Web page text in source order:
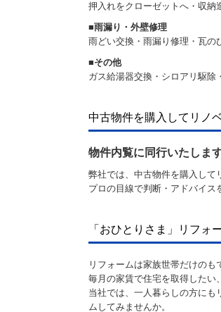
押入れをクローゼットへ・収納
■雨漏り・外壁修理
雨どい交換・雨漏り修理・瓦の
■その他
ガス給湯器交換・シロアリ駆
中古物件を購入してリノ
物件内覧に同行いたしま
弊社では、中古物件を購入して
プロの目線で判断・アドバイ
「おひとりさま」リフォ
リフォームは家族世帯だけのも
毎月の家賃で住宅を取得したい
当社では、一人暮らしの方に
ムしてみませんか。